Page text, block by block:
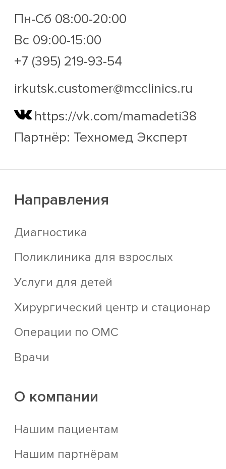
Направления
Диагностика
Поликлиника для взрослых
Услуги для детей
Хирургический центр и стационар
Операции по ОМС
Врачи
О компании
Нашим пациентам
Нашим партнёрам
Пн-Сб 08:00-20:00
Вс 09:00-15:00
+7 (395) 219-93-54
irkutsk.customer@mcclinics.ru
https://vk.com/mamadeti38
Партнёр: Техномед Эксперт